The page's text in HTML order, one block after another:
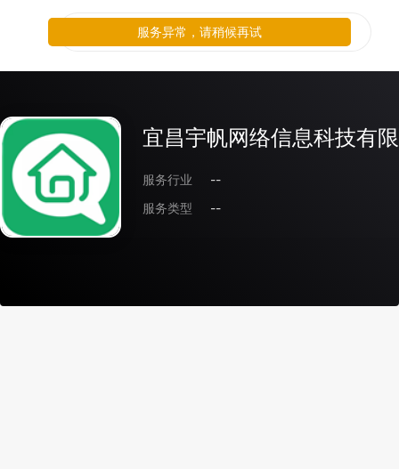
宜昌宇帆网络信息科技有
服务行业
--
服务类型
--
服务异常，请稍候再试